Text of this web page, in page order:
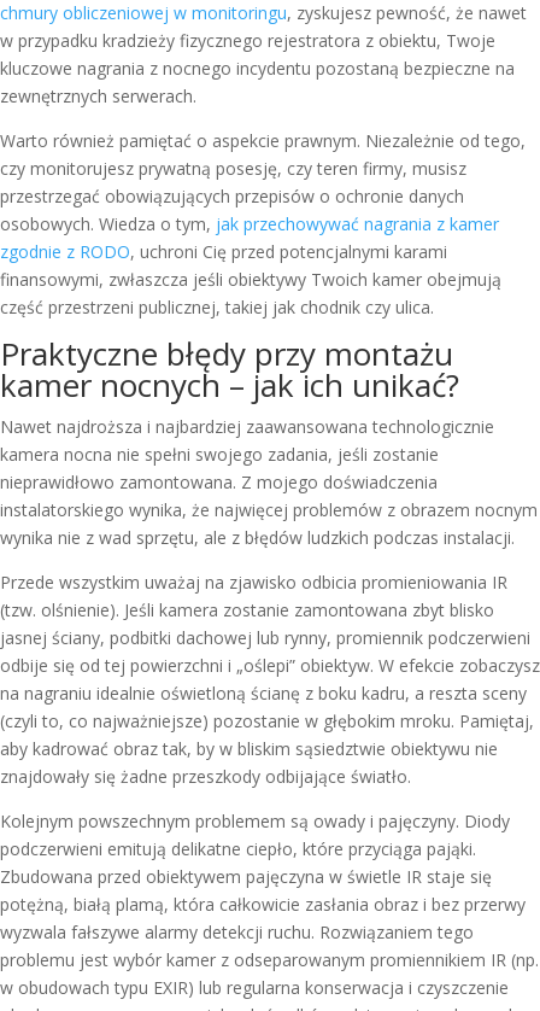
chmury obliczeniowej w monitoringu, zyskujesz pewność, że nawet
w przypadku kradzieży fizycznego rejestratora z obiektu, Twoje
kluczowe nagrania z nocnego incydentu pozostaną bezpieczne na
zewnętrznych serwerach.
Warto również pamiętać o aspekcie prawnym. Niezależnie od tego,
czy monitorujesz prywatną posesję, czy teren firmy, musisz
przestrzegać obowiązujących przepisów o ochronie danych
osobowych. Wiedza o tym, jak przechowywać nagrania z kamer
zgodnie z RODO, uchroni Cię przed potencjalnymi karami
finansowymi, zwłaszcza jeśli obiektywy Twoich kamer obejmują
część przestrzeni publicznej, takiej jak chodnik czy ulica.
Praktyczne błędy przy montażu
kamer nocnych – jak ich unikać?
Nawet najdroższa i najbardziej zaawansowana technologicznie
kamera nocna nie spełni swojego zadania, jeśli zostanie
nieprawidłowo zamontowana. Z mojego doświadczenia
instalatorskiego wynika, że najwięcej problemów z obrazem nocnym
wynika nie z wad sprzętu, ale z błędów ludzkich podczas instalacji.
Przede wszystkim uważaj na zjawisko odbicia promieniowania IR
(tzw. olśnienie). Jeśli kamera zostanie zamontowana zbyt blisko
jasnej ściany, podbitki dachowej lub rynny, promiennik podczerwieni
odbije się od tej powierzchni i „oślepi” obiektyw. W efekcie zobaczysz
na nagraniu idealnie oświetloną ścianę z boku kadru, a reszta sceny
(czyli to, co najważniejsze) pozostanie w głębokim mroku. Pamiętaj,
aby kadrować obraz tak, by w bliskim sąsiedztwie obiektywu nie
znajdowały się żadne przeszkody odbijające światło.
Kolejnym powszechnym problemem są owady i pajęczyny. Diody
podczerwieni emitują delikatne ciepło, które przyciąga pająki.
Zbudowana przed obiektywem pajęczyna w świetle IR staje się
potężną, białą plamą, która całkowicie zasłania obraz i bez przerwy
wyzwala fałszywe alarmy detekcji ruchu. Rozwiązaniem tego
problemu jest wybór kamer z odseparowanym promiennikiem IR (np.
w obudowach typu EXIR) lub regularna konserwacja i czyszczenie